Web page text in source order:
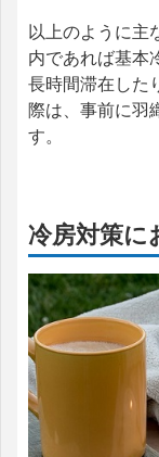
以上のように主
内であれば基本
長時間滞在した
際は、事前に羽
す。
冷房対策に